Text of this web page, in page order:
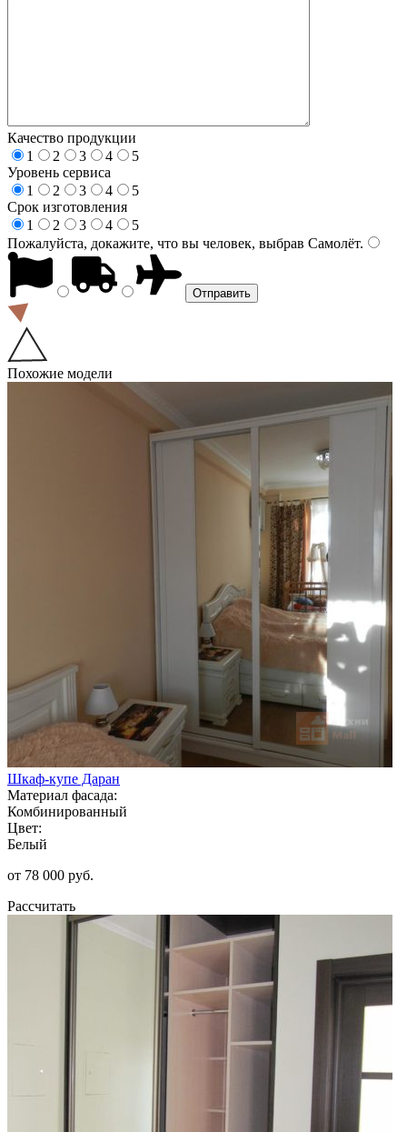
Качество продукции
1
2 3 4
5
Уровень сервиса
1
2 3 4
5
Срок изготовления
1
2 3 4
5
Пожалуйста, докажите, что вы человек, выбрав Самолёт.
Похожие модели
Шкаф-купе Даран
Материал фасада:
Комбинированный
Цвет:
Белый
от 78 000 руб.
Рассчитать